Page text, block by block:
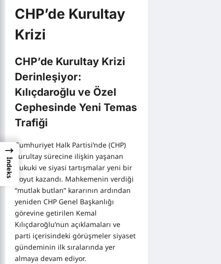
CHP’de Kurultay
Krizi
CHP’de Kurultay Krizi
Derinleşiyor:
Kılıçdaroğlu ve Özel
Cephesinde Yeni Temas
Trafiği
Cumhuriyet Halk Partisi’nde (CHP)
kurultay sürecine ilişkin yaşanan
hukuki ve siyasi tartışmalar yeni bir
boyut kazandı. Mahkemenin verdiği
“mutlak butlan” kararının ardından
yeniden CHP Genel Başkanlığı
görevine getirilen Kemal
Kılıçdaroğlu’nun açıklamaları ve
parti içerisindeki görüşmeler siyaset
gündeminin ilk sıralarında yer
almaya devam ediyor.
→
İndeks